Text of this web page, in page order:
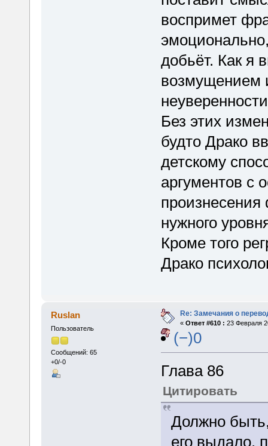
воспримет
добьёт. Как я
возмущением
Без этих
будто Драко
детскому
аргументов с
нужного
Кроме того
Драко
Ruslan
Пользователь
Сообщений: 65
+0/-0
Re: Замечания о
« Ответ #610 : 23 Февраля
(−)0
Глава 86
Цитировать
Должно
его выдало,